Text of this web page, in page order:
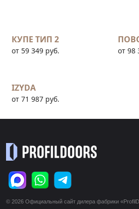
КУПЕ ТИП 2
от 59 349 руб. от 98
IZYDA
от 71 987 руб.
© 2026 Официальный сайт дилера фабрики